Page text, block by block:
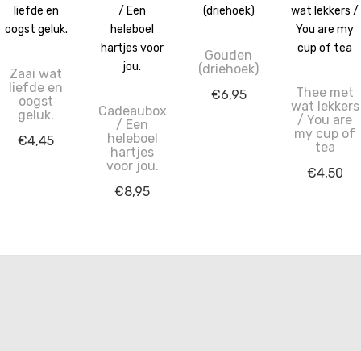
Zaai wat
liefde en
oogst
geluk.
€4,45
Cadeaubox
/ Een
heleboel
hartjes
voor jou.
€8,95
Gouden
(driehoek)
€6,95
Thee met
wat lekkers
/ You are
my cup of
tea
€4,50